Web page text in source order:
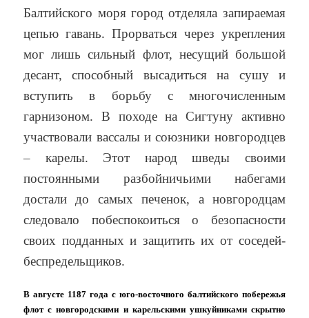
Балтийского моря город отделяла запираемая
цепью гавань. Прорваться через укрепления
мог лишь сильный флот, несущий большой
десант, способный высадиться на сушу и
вступить в борьбу с многочисленным
гарнизоном. В походе на Сигтуну активно
участвовали вассалы и союзники новгородцев
– карелы. Этот народ шведы своими
постоянными разбойничьими набегами
достали до самых печенок, а новгородцам
следовало побеспокоиться о безопасности
своих подданных и защитить их от соседей-
беспредельщиков.
В августе 1187 года с юго-восточного балтийского побережья
флот с новгородскими и карельскими ушкуйниками скрытно